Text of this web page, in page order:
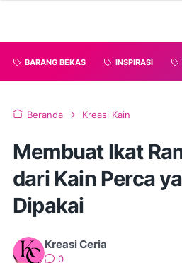
BARANG BEKAS INSPIRASI
Beranda Kreasi Kain
Membuat Ikat
dari Kain Perca
Dipakai
Kreasi Ceria
0